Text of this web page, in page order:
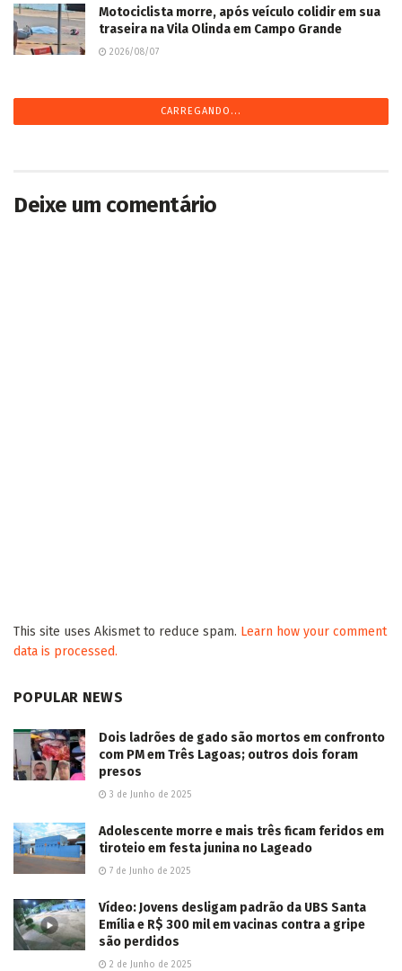
Motociclista morre, após veículo colidir em sua
traseira na Vila Olinda em Campo Grande
2026/08/07
CARREGANDO...
Deixe um comentário
This site uses Akismet to reduce spam. Learn how your comment
data is processed.
POPULAR NEWS
Dois ladrões de gado são mortos em confronto
com PM em Três Lagoas; outros dois foram
presos
3 de Junho de 2025
Adolescente morre e mais três ficam feridos em
tiroteio em festa junina no Lageado
7 de Junho de 2025
Vídeo: Jovens desligam padrão da UBS Santa
Emília e R$ 300 mil em vacinas contra a gripe
são perdidos
2 de Junho de 2025